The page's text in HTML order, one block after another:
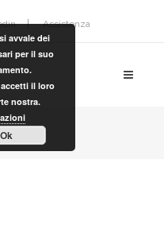
Assistenza
avvale dei
per il suo
il loro
nostra.
Ok